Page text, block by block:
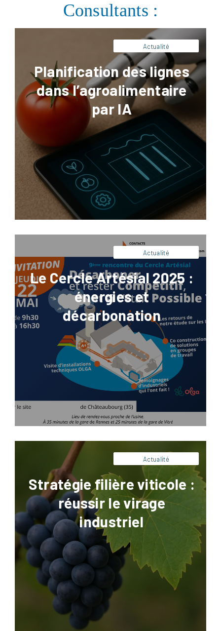
Consultants :
Actualité
Planification des lignes
dans l’agroalimentaire
par IA
artificielle ne se limite plus à automatiser
disponibilité matière, capacités machines,
temps […]
Actualité
Le Cercle Artésial 2025 :
énergies et
décarbonation
Facebook
LinkedIn
X Pinterest
Nous Contacter
Actualité
Stratégie filière viticole :
réussir le virage
industriel
Facebook
LinkedIn
X Pinterest
La stratégie filière viticole n’est plus
uniquement une réflexion commerciale ou
institutionnelle. Elle devient un enjeu
industriel majeur pour les domaines, caves
coopératives, maisons de négoce et acteurs
du conditionnement. Dans un contexte
marqué par la baisse de la consommation,
la hausse des coûts de production, les
attentes des consommateurs, […]